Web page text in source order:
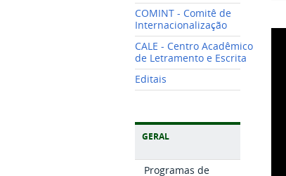
COMINT - Comitê de
Internacionalização
CALE - Centro Acadêmico
de Letramento e Escrita
Editais
GERAL
Programas de